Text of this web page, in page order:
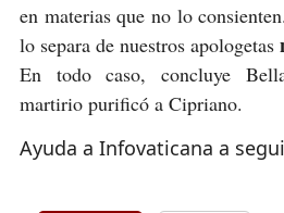
en materias que no lo
lo separa de nuestros apologetas
En todo caso, concluye
martirio purificó a Cipriano.
Ayuda a Infovaticana a